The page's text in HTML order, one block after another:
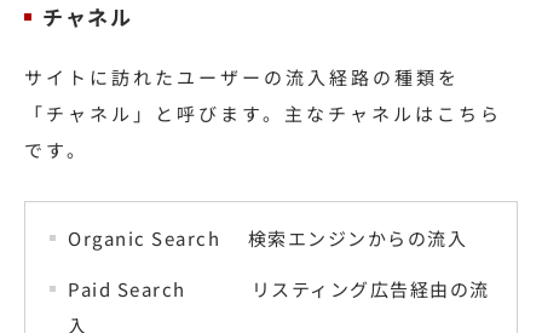
チャネル
サイトに訪れたユーザーの流入経路の種類を
「チャネル」と呼びます。主なチャネルはこちら
です。
Organic Search 検索エンジンからの流入
Paid Search リスティング広告経由の流
入